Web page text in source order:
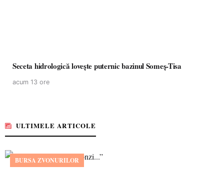
Seceta hidrologică lovește puternic bazinul Someș-Tisa
acum 13 ore
ULTIMELE ARTICOLE
BURSA ZVONURILOR